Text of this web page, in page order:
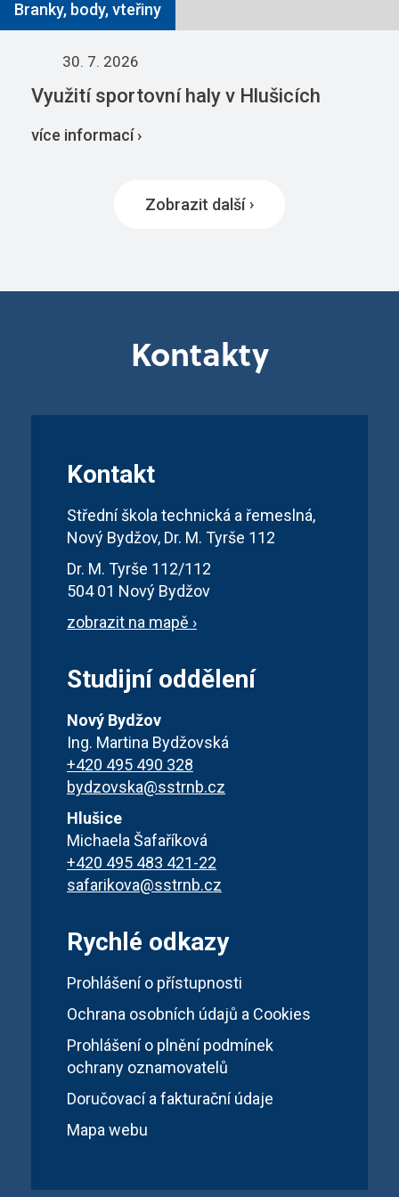
Branky, body, vteřiny
30. 7. 2026
Využití sportovní haly v Hlušicích
více informací ›
Zobrazit další
Kontakty
Kontakt
Střední škola technická a řemeslná,
Nový Bydžov, Dr. M. Tyrše 112
Dr. M. Tyrše 112/112
504 01 Nový Bydžov
zobrazit na mapě ›
Studijní oddělení
Nový Bydžov
Ing. Martina Bydžovská
+420 495 490 328
bydzovska@sstrnb.cz
Hlušice
Michaela Šafaříková
+420 495 483 421-22
safarikova@sstrnb.cz
Rychlé odkazy
Prohlášení o přístupnosti
Ochrana osobních údajů a Cookies
Prohlášení o plnění podmínek
ochrany oznamovatelů
Doručovací a fakturační údaje
Mapa webu